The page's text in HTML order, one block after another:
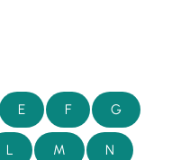
E F G
L M N